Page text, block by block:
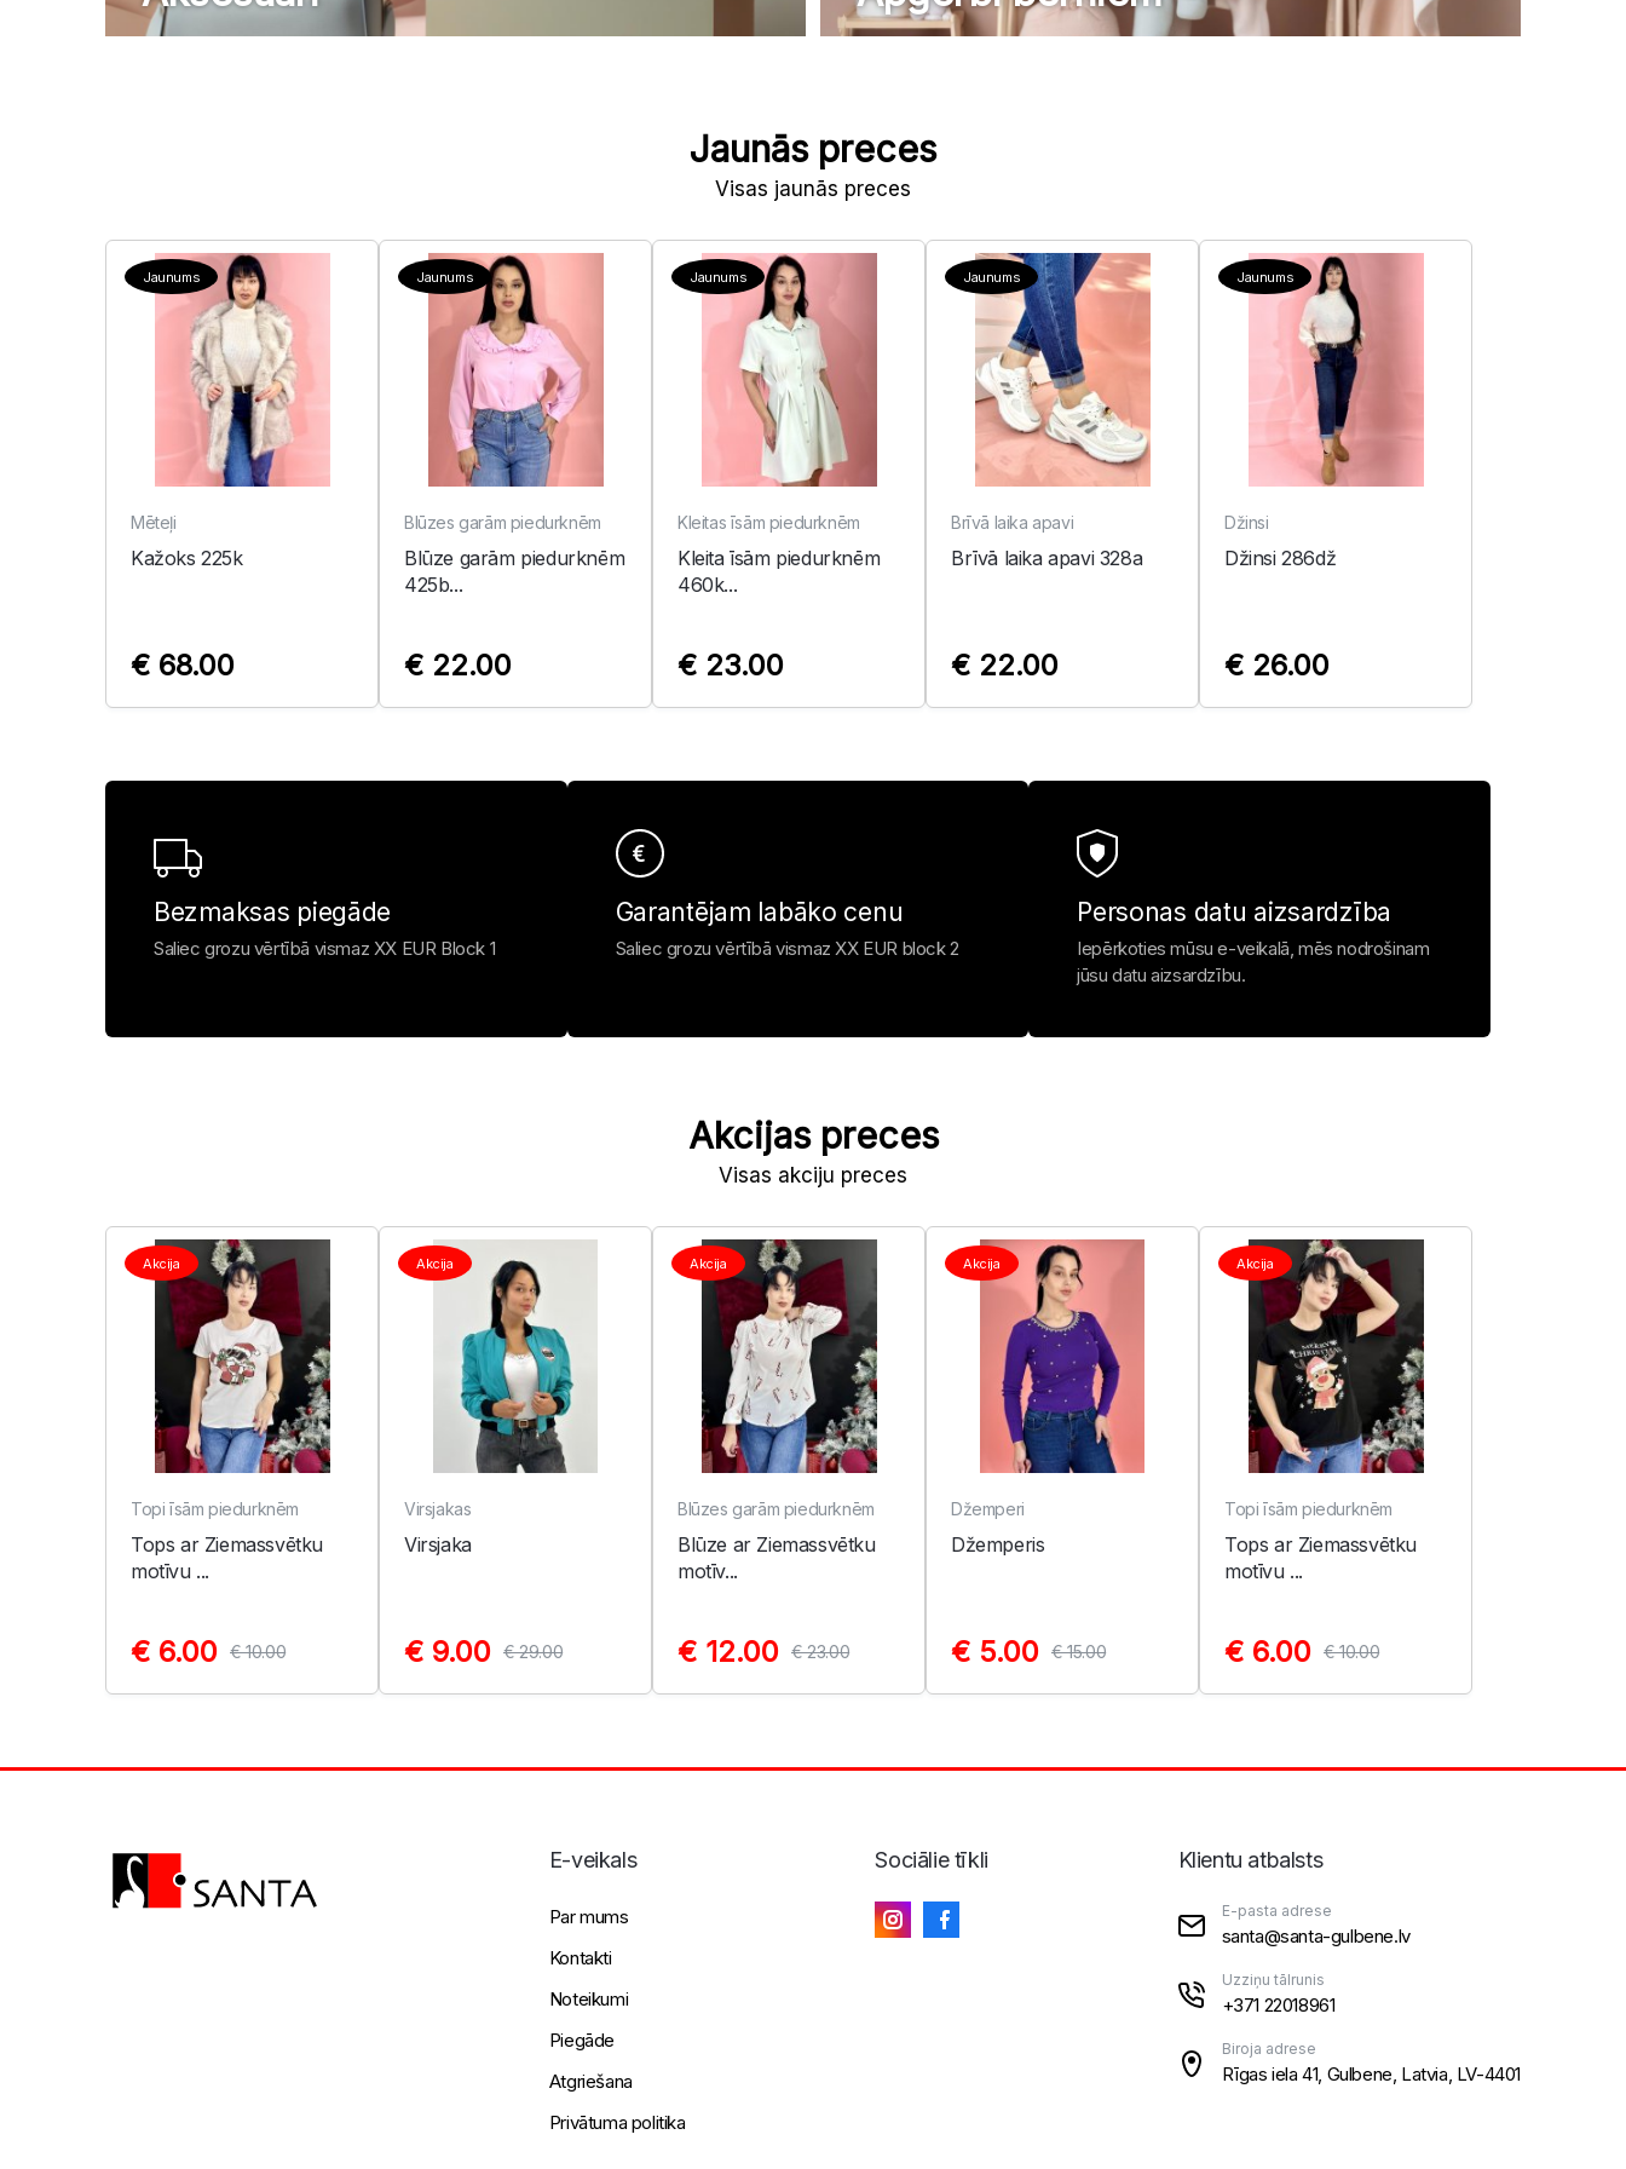
Jaunās preces
Visas jaunās preces
Jaunums
Mēteļi
Kažoks 225k
€ 68.00
Jaunums
Blūzes garām piedurknēm
Blūze garām piedurknēm
425b...
€ 22.00
Jaunums
Kleitas īsām piedurknēm
Kleita īsām piedurknēm
460k...
€ 23.00
Jaunums
Brīvā laika apavi
Brīvā laika apavi 328a
€ 22.00
Jaunums
Džinsi
Džinsi 286dž
€ 26.00
Bezmaksas piegāde
Saliec grozu vērtībā vismaz XX EUR Block 1
Garantējam labāko cenu
Saliec grozu vērtībā vismaz XX EUR block 2
Personas datu aizsardzība
Iepērkoties mūsu e-veikalā, mēs nodrošinam
jūsu datu aizsardzību.
Akcijas preces
Visas akciju preces
Akcija
Topi īsām piedurknēm
Tops ar Ziemassvētku
motīvu ...
€ 6.00 € 10.00
Akcija
Virsjakas
Virsjaka
€ 9.00 € 29.00
Akcija
Blūzes garām piedurknēm
Blūze ar Ziemassvētku
motīv...
€ 12.00 € 23.00
Akcija
Džemperi
Džemperis
€ 5.00 € 15.00
Akcija
Topi īsām piedurknēm
Tops ar Ziemassvētku
motīvu ...
€ 6.00 € 10.00
E-veikals
Par mums
Kontakti
Noteikumi
Piegāde
Atgriešana
Privātuma politika
Sociālie tīkli Klientu atbalsts
E-pasta adrese
santa@santa-gulbene.lv
Uzziņu tālrunis
+371 22018961
Biroja adrese
Rīgas iela 41, Gulbene, Latvia, LV-4401